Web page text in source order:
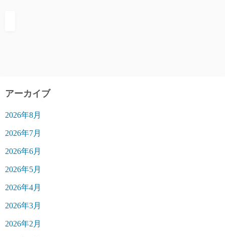
アーカイブ
2026年8月
2026年7月
2026年6月
2026年5月
2026年4月
2026年3月
2026年2月